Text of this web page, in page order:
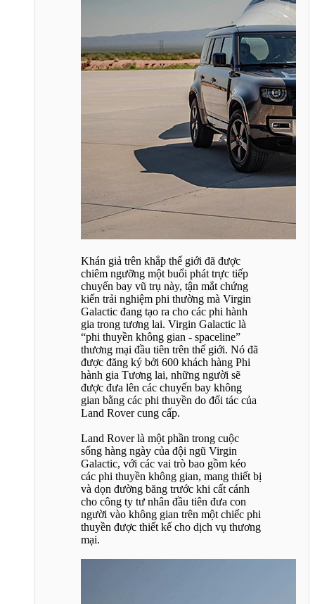
Khán giả trên khắp thế giới đã được
chiêm ngưỡng một buổi phát trực tiếp
chuyến bay vũ trụ này, tận mắt chứng
kiến trải nghiệm phi thường mà Virgin
Galactic đang tạo ra cho các phi hành
gia trong tương lai. Virgin Galactic là
“phi thuyền không gian - spaceline”
thương mại đầu tiên trên thế giới. Nó đã
được đăng ký bởi 600 khách hàng Phi
hành gia Tương lai, những người sẽ
được đưa lên các chuyến bay không
gian bằng các phi thuyền do đối tác của
Land Rover cung cấp.
Land Rover là một phần trong cuộc
sống hàng ngày của đội ngũ Virgin
Galactic, với các vai trò bao gồm kéo
các phi thuyền không gian, mang thiết bị
và dọn đường băng trước khi cất cánh
cho công ty tư nhân đầu tiên đưa con
người vào không gian trên một chiếc phi
thuyền được thiết kế cho dịch vụ thương
mại.